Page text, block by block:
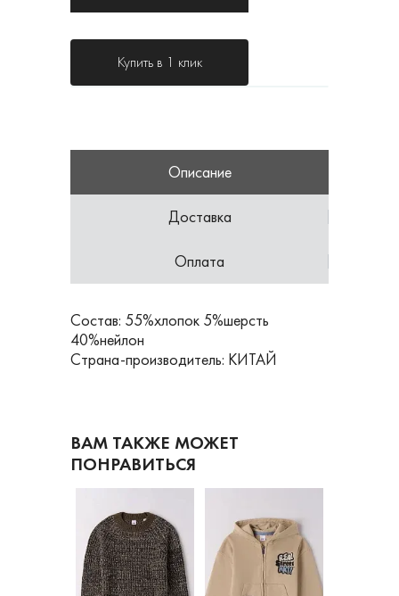
Купить в 1 клик
Описание
Доставка
Оплата
Состав: 55%хлопок 5%шерсть
40%нейлон
Страна-производитель: КИТАЙ
ВАМ ТАКЖЕ МОЖЕТ
ПОНРАВИТЬСЯ